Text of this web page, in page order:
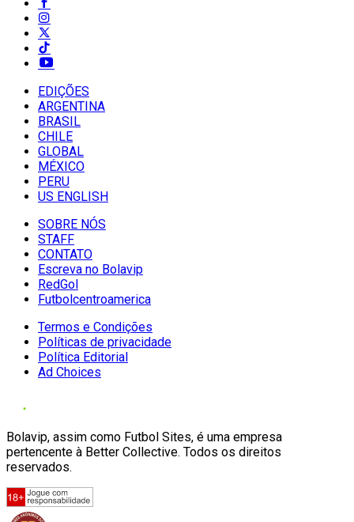
EDIÇÕES
ARGENTINA
BRASIL
CHILE
GLOBAL
MÉXICO
PERU
US ENGLISH
SOBRE NÓS
STAFF
CONTATO
Escreva no Bolavip
RedGol
Futbolcentroamerica
Termos e Condições
Políticas de privacidade
Política Editorial
Ad Choices
Bolavip, assim como Futbol Sites, é uma empresa
pertencente à Better Collective. Todos os direitos
reservados.